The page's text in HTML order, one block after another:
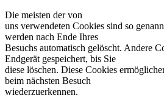
Die meisten der von
uns verwendeten Cookies sind so
werden nach Ende Ihres
Besuchs automatisch gelöscht. Andere
Endgerät gespeichert, bis Sie
diese löschen. Diese Cookies
beim nächsten Besuch
wiederzuerkennen.